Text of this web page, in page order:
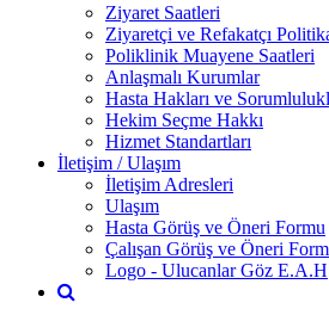
Ziyaret Saatleri
Ziyaretçi ve Refakatçı
Poliklinik Muayene Saatleri
Anlaşmalı Kurumlar
Hasta Hakları ve
Hekim Seçme Hakkı
Hizmet Standartları
İletişim / Ulaşım
İletişim Adresleri
Ulaşım
Hasta Görüş ve Öneri Formu
Çalışan Görüş ve Öneri
Logo - Ulucanlar Göz E.A.H